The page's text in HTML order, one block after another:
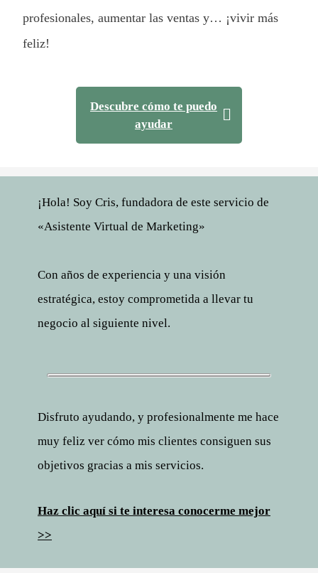
profesionales, aumentar las ventas y… ¡vivir más
feliz!
Descubre cómo te puedo
ayudar
¡Hola! Soy Cris, fundadora de este servicio de
«Asistente Virtual de Marketing»
Con años de experiencia y una visión
estratégica, estoy comprometida a llevar tu
negocio al siguiente nivel.
Disfruto ayudando, y profesionalmente me hace
muy feliz ver cómo mis clientes consiguen sus
objetivos gracias a mis servicios.
Haz clic aquí si te interesa conocerme mejor
>>